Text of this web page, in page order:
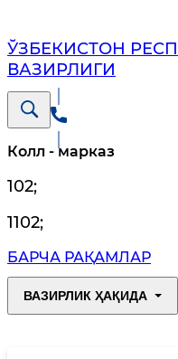
ЎЗБЕКИСТОН
ВАЗИРЛИГИ
Колл - марказ
102;
1102;
БАРЧА РАҚАМЛАР
ВАЗИРЛИК ҲАҚИДА